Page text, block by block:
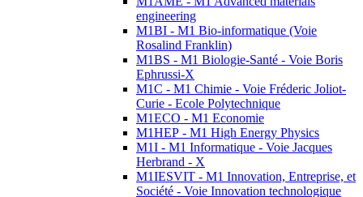
engineering
M1BI - M1 Bio-informatique (Voie
Rosalind Franklin)
M1BS - M1 Biologie-Santé - Voie Boris
Ephrussi-X
M1C - M1 Chimie - Voie Fréderic Joliot-
Curie - Ecole Polytechnique
M1ECO - M1 Economie
M1HEP - M1 High Energy Physics
M1I - M1 Informatique - Voie Jacques
Herbrand - X
M1IESVIT - M1 Innovation, Entreprise, et
Société - Voie Innovation technologique